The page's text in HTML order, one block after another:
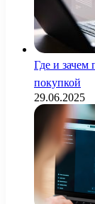
Где и зачем
покупкой
29.06.2025